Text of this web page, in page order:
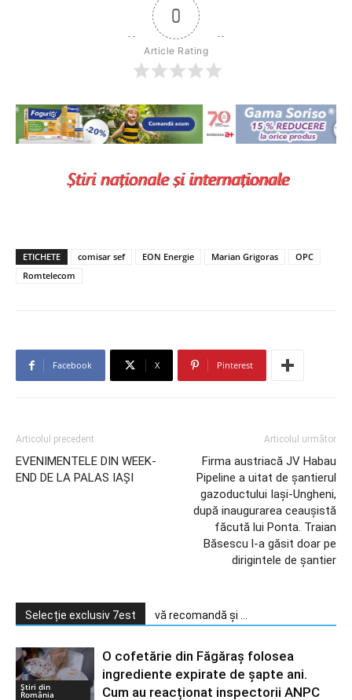
0
Article Rating
ETICHETE comisar sef EON Energie Marian Grigoras
OPC
Romtelecom
Facebook X Pinterest
Articolul precedent
EVENIMENTELE DIN WEEK-
END DE LA PALAS IAȘI
Articolul următor
Firma austriacă JV Habau
Pipeline a uitat de șantierul
gazoductului Iași-Ungheni,
după inaugurarea ceaușistă
făcută lui Ponta. Traian
Băsescu l-a găsit doar pe
dirigintele de șantier
Selecție exclusiv 7est vă recomandă și ...
Știri din
România
O cofetărie din Făgăraș folosea
ingrediente expirate de șapte ani.
Cum au reacționat inspectorii ANPC